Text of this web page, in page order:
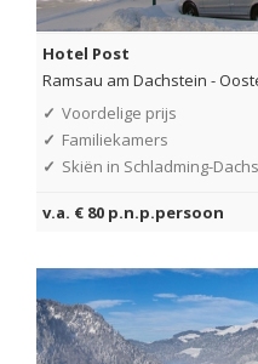
Hotel Post
Ramsau am Dachstein -
✓ Voordelige prijs
✓ Familiekamers
✓ Skiën in Schladming-
v.a. € 80 p.n.p.persoon